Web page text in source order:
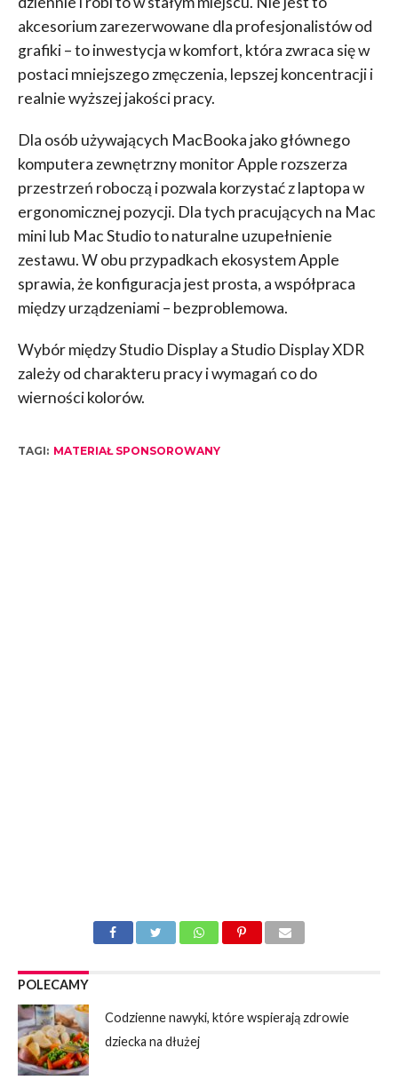
akcesorium zarezerwowane dla profesjonalistów od
grafiki – to inwestycja w komfort, która zwraca się w
postaci mniejszego zmęczenia, lepszej koncentracji i
realnie wyższej jakości pracy.
Dla osób używających MacBooka jako głównego
komputera zewnętrzny monitor Apple rozszerza
przestrzeń roboczą i pozwala korzystać z laptopa w
ergonomicznej pozycji. Dla tych pracujących na Mac
mini lub Mac Studio to naturalne uzupełnienie
zestawu. W obu przypadkach ekosystem Apple
sprawia, że konfiguracja jest prosta, a współpraca
między urządzeniami – bezproblemowa.
Wybór między Studio Display a Studio Display XDR
zależy od charakteru pracy i wymagań co do
wierności kolorów.
TAGI: MATERIAŁ SPONSOROWANY
POLECAMY
Codzienne nawyki, które wspierają zdrowie
dziecka na dłużej